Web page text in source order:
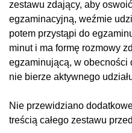
zestawu zdający, aby
egzaminacyjną, weźmie
potem przystąpi do
minut i ma formę rozmowy
egzaminującą, w obecności
nie bierze aktywnego
Nie przewidziano
treścią całego zestawu